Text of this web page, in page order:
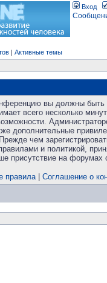
Вход
| Активные темы
вы должны быть
всего несколько
дополнительные
чем
и политикой,
присутствие на форумах
правила| Соглашение о